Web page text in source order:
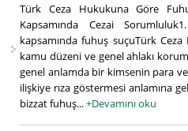
Türk Ceza Hukukuna Göre
Kapsamında Cezai
kapsamında fuhuş suçuTürk
kamu düzeni ve genel ahlakı
genel anlamda bir kimsenin para
ilişkiye rıza göstermesi anlamına
bizzat fuhuş...+Devamını oku